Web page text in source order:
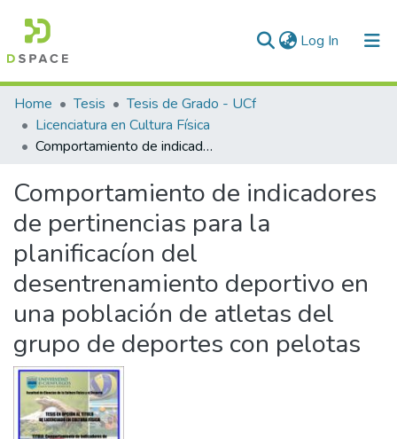
Log In (current)
Communities & Collections
All of DSpace
Home Tesis
Tesis de Grado - UCf
Licenciatura en Cultura Física
Comportamiento de indicadores de pertinencias para la planificacíon del desentrenamiento deportivo en una población de atletas del grupo de deportes con pelotas
Comportamiento de indicadores
de pertinencias para la
planificacíon del
desentrenamiento deportivo en
una población de atletas del
grupo de deportes con pelotas